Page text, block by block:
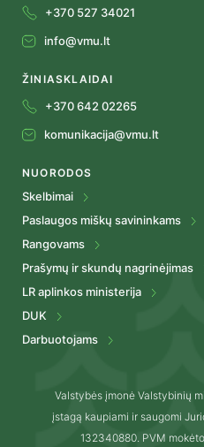
+370 527 34021
info@vmu.lt
ŽINIASKLAIDAI
+370 642 02265
komunikacija@vmu.lt
NUORODOS
Skelbimai
Paslaugos miškų savininkams
Rangovams
Prašymų ir skundų nagrinėjimas
LR aplinkos ministerija
DUK
Darbuotojams
Valstybės įmonė Valstybinių
įstagą kaupiami ir saugomi
132340880. PVM